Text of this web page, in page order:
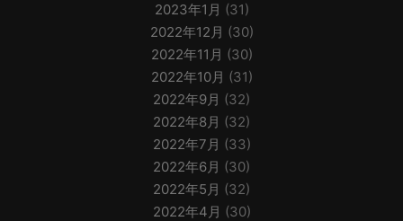
2023年1月 (31)
2022年12月 (30)
2022年11月 (30)
2022年10月 (31)
2022年9月 (32)
2022年8月 (32)
2022年7月 (33)
2022年6月 (30)
2022年5月 (32)
2022年4月 (30)